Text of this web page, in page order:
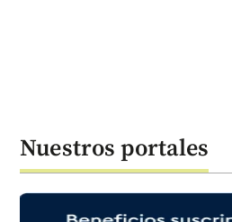
Nuestros portales